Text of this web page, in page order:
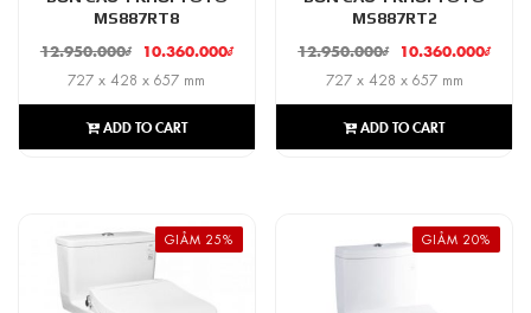
MS887RT8
12.950.000₫ 10.360.000₫
727 x 428 x 657 mm
ADD TO CART
MS887RT2
12.950.000₫ 10.360.000₫
727 x 428 x 657 mm
ADD TO CART
GIẢM 25% GIẢM 20%